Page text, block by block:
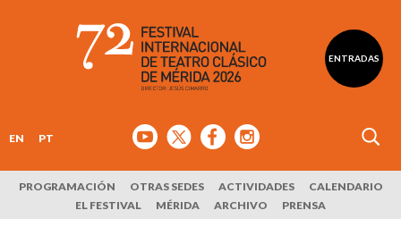
ENTRADAS
EN PT
PROGRAMACIÓN OTRAS SEDES ACTIVIDADES
CALENDARIO
EL FESTIVAL
MÉRIDA ARCHIVO PRENSA